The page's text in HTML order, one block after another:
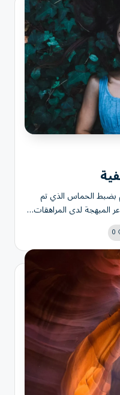
بضبط الحماس الذي تم
المبهجة لدى المراهقات…
0